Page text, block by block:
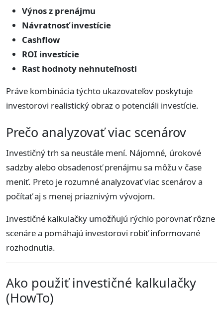
Výnos z prenájmu
Návratnosť investície
Cashflow
ROI investície
Rast hodnoty nehnuteľnosti
Práve kombinácia týchto ukazovateľov poskytuje
investorovi realistický obraz o potenciáli investície.
Prečo analyzovať viac scenárov
Investičný trh sa neustále mení. Nájomné, úrokové
sadzby alebo obsadenosť prenájmu sa môžu v čase
meniť. Preto je rozumné analyzovať viac scenárov a
počítať aj s menej priaznivým vývojom.
Investičné kalkulačky umožňujú rýchlo porovnať rôzne
scenáre a pomáhajú investorovi robiť informované
rozhodnutia.
Ako použiť investičné kalkulačky
(HowTo)